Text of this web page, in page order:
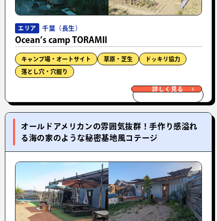
エリア 千葉（長生）
Ocean’s camp TORAMII
キャンプ場・オートサイト 草原・芝生 ドッキリ協力
落とし穴・穴掘り
詳しく見る
オールドアメリカンの雰囲気抜群！手作り感溢れ
る海の家のような秘密基地風コテージ